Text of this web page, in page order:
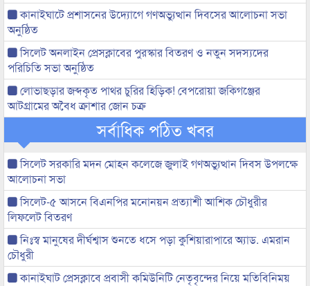
কানাইঘাটে প্রশাসনের উদ্যোগে গণঅভ্যুত্থান দিবসের আলোচনা সভা
অনুষ্ঠিত
সিলেট অনলাইন প্রেসক্লাবের পুরস্কার বিতরণ ও নতুন সদস্যদের
পরিচিতি সভা অনুষ্ঠিত
লোভাছড়ার জব্দকৃত পাথর চুরির হিড়িক! বেপরোয়া জকিগঞ্জের
আটগ্রামের অবৈধ ক্রাশার জোন চক্র
সর্বাধিক পঠিত খবর
সিলেট সরকারি মদন মোহন কলেজে জুলাই গণঅভ্যুত্থান দিবস উপলক্ষে
আলোচনা সভা
সিলেট-৫ আসনে বিএনপির মনোনয়ন প্রত্যাশী আশিক চৌধুরীর
লিফলেট বিতরণ
নিঃস্ব মানুষের দীর্ঘশ্বাস শুনতে ধসে পড়া কুশিয়ারাপারে অ্যাড. এমরান
চৌধুরী
কানাইঘাট প্রেসক্লাবে প্রবাসী কমিউনিটি নেতৃবৃন্দের নিয়ে মতিবিনিময়